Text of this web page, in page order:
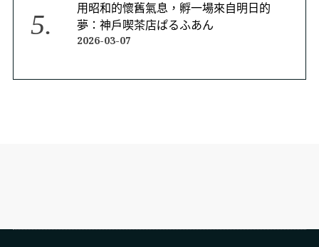
用昭和的懷舊氣息，孵一場來自明日的
夢：神戶喫茶店ぱるふあん
2026-03-07